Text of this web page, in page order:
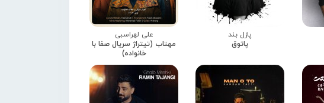
پازل بند
پاتوق
علی لهراسبی
مهتاب (تیتراژ سریال صفا با
خانواده)